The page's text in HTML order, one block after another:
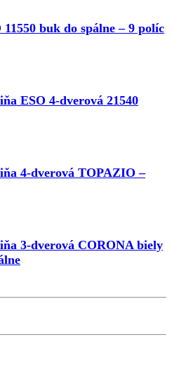
buk do spálne – 9 políc
ESO 4-dverová 21540
4-dverová TOPAZIO –
3-dverová CORONA biely